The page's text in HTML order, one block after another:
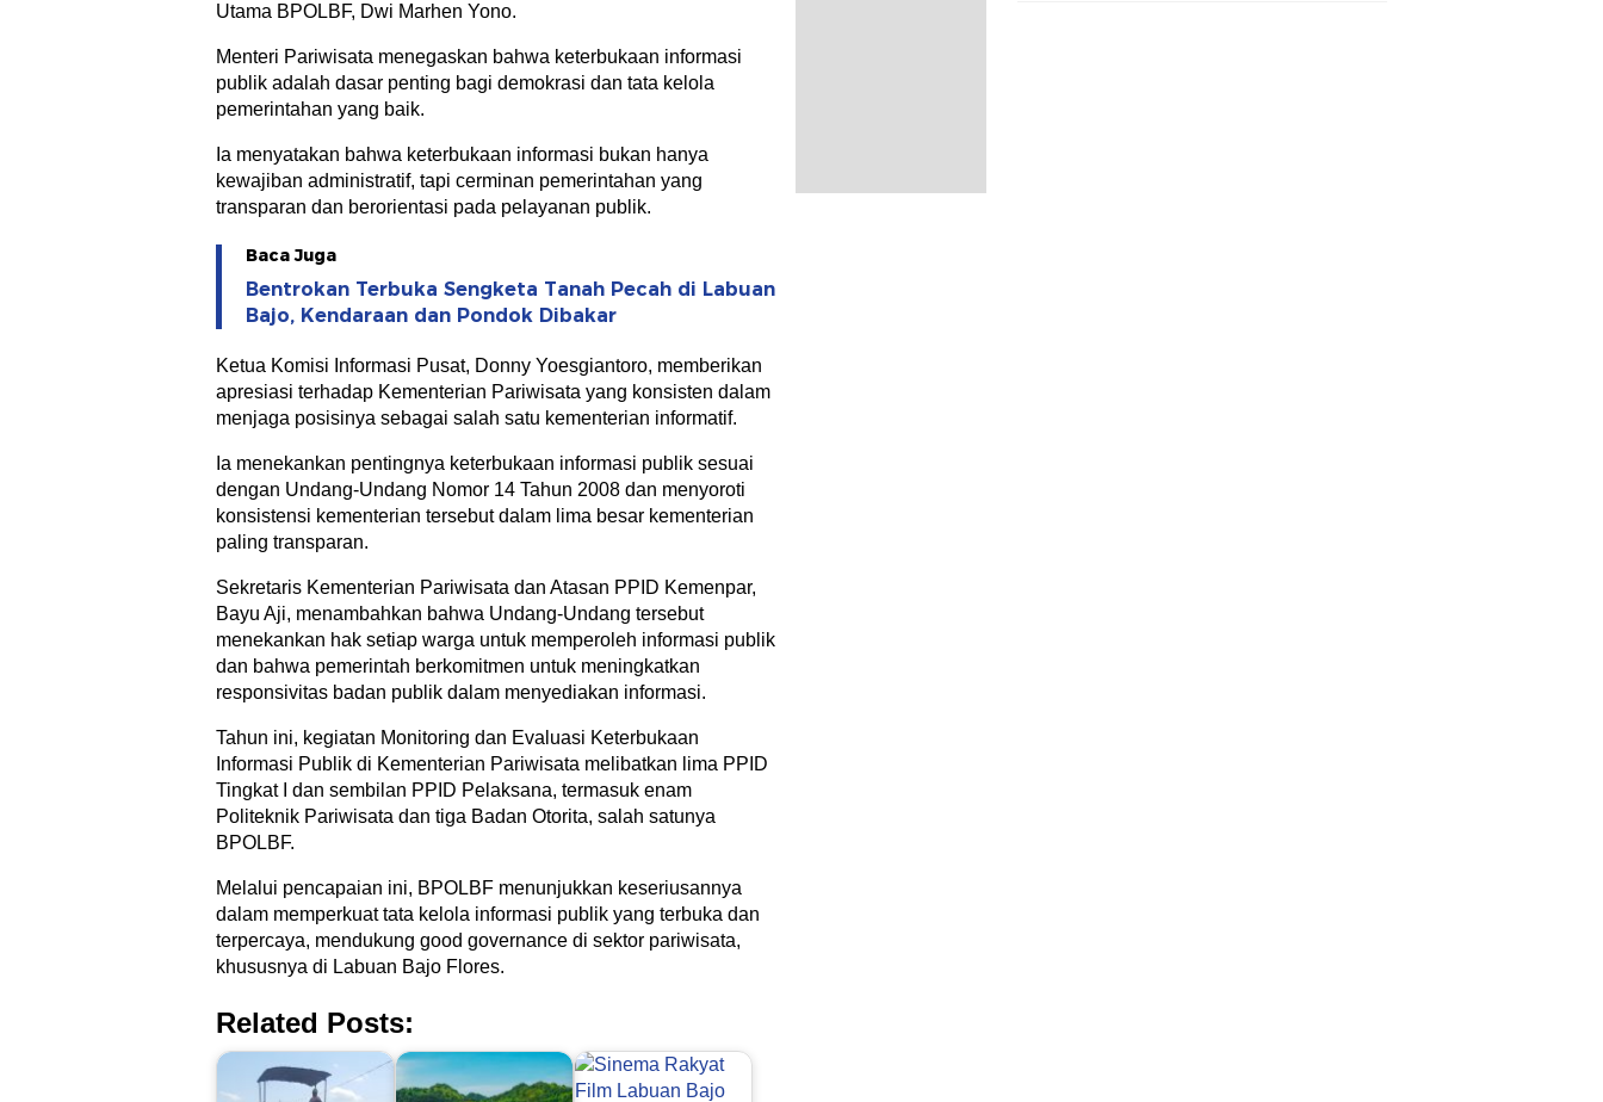
Utama BPOLBF, Dwi Marhen Yono.
Menteri Pariwisata menegaskan bahwa keterbukaan informasi
publik adalah dasar penting bagi demokrasi dan tata kelola
pemerintahan yang baik.
Ia menyatakan bahwa keterbukaan informasi bukan hanya
kewajiban administratif, tapi cerminan pemerintahan yang
transparan dan berorientasi pada pelayanan publik.
Baca Juga
Bentrokan Terbuka Sengketa Tanah Pecah di Labuan
Bajo, Kendaraan dan Pondok Dibakar
Ketua Komisi Informasi Pusat, Donny Yoesgiantoro, memberikan
apresiasi terhadap Kementerian Pariwisata yang konsisten dalam
menjaga posisinya sebagai salah satu kementerian informatif.
Ia menekankan pentingnya keterbukaan informasi publik sesuai
dengan Undang-Undang Nomor 14 Tahun 2008 dan menyoroti
konsistensi kementerian tersebut dalam lima besar kementerian
paling transparan.
Sekretaris Kementerian Pariwisata dan Atasan PPID Kemenpar,
Bayu Aji, menambahkan bahwa Undang-Undang tersebut
menekankan hak setiap warga untuk memperoleh informasi publik
dan bahwa pemerintah berkomitmen untuk meningkatkan
responsivitas badan publik dalam menyediakan informasi.
Tahun ini, kegiatan Monitoring dan Evaluasi Keterbukaan
Informasi Publik di Kementerian Pariwisata melibatkan lima PPID
Tingkat I dan sembilan PPID Pelaksana, termasuk enam
Politeknik Pariwisata dan tiga Badan Otorita, salah satunya
BPOLBF.
Melalui pencapaian ini, BPOLBF menunjukkan keseriusannya
dalam memperkuat tata kelola informasi publik yang terbuka dan
terpercaya, mendukung good governance di sektor pariwisata,
khususnya di Labuan Bajo Flores.
Related Posts: